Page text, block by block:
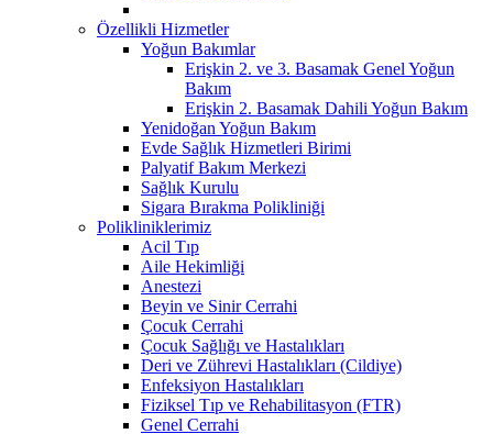
Özellikli Hizmetler
Yoğun Bakımlar
Erişkin 2. ve 3. Basamak Genel Yoğun
Bakım
Erişkin 2. Basamak Dahili Yoğun Bakım
Yenidoğan Yoğun Bakım
Evde Sağlık Hizmetleri Birimi
Palyatif Bakım Merkezi
Sağlık Kurulu
Sigara Bırakma Polikliniği
Polikliniklerimiz
Acil Tıp
Aile Hekimliği
Anestezi
Beyin ve Sinir Cerrahi
Çocuk Cerrahi
Çocuk Sağlığı ve Hastalıkları
Deri ve Zührevi Hastalıkları (Cildiye)
Enfeksiyon Hastalıkları
Fiziksel Tıp ve Rehabilitasyon (FTR)
Genel Cerrahi